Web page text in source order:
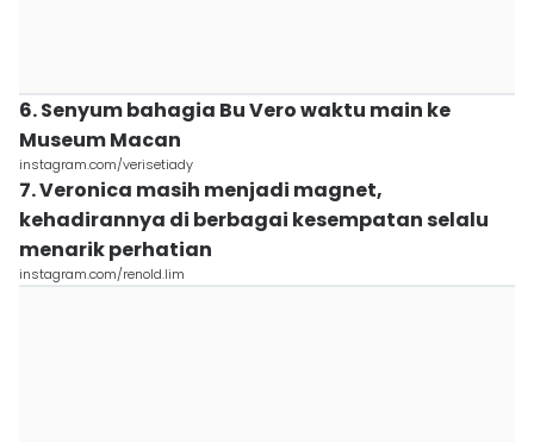
6. Senyum bahagia Bu Vero waktu main ke
Museum Macan
instagram.com/verisetiady
7. Veronica masih menjadi magnet,
kehadirannya di berbagai kesempatan selalu
menarik perhatian
instagram.com/renold.lim